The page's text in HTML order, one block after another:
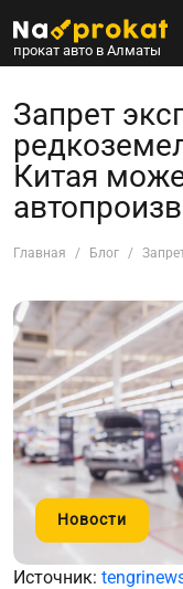
прокат авто в Алматы
Запрет
Китая
Главная Блог
Новости
Источник: